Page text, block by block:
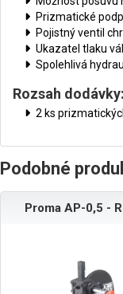
Prizmatické
Pojistný ventil
Ukazatel tlaku
Spolehlivá
Rozsah dodávky:
2 ks
Podobné
Proma AP-0,5 -